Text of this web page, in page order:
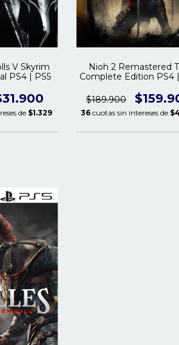
V Skyrim
PS4 | PS5
de $1.329
Nioh 2 Remastered
Complete Edition PS4
$189.900
36 cuotas sin intereses de